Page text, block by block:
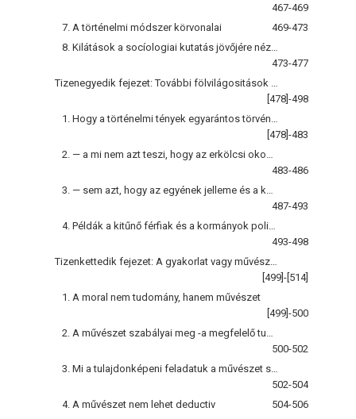
467-469
7. A történelmi módszer körvonalai
469-473
473-477
[478]-498
[478]-483
483-486
487-493
493-498
[499]-[514]
1. A moral nem tudomány, hanem művészet
[499]-500
500-502
502-504
4. A művészet nem lehet deductiv
504-506